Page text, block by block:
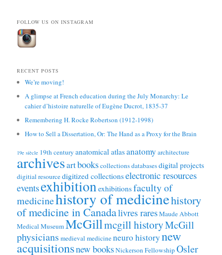
FOLLOW US ON INSTAGRAM
RECENT POSTS
We’re moving!
A glimpse at French education during the July Monarchy: Le
cahier d’histoire naturelle of Eugène Ducrot, 1835-37
Remembering H. Rocke Robertson (1912-1998)
How to Sell a Dissertation, Or: The Hand as a Proxy for the Brain
19e siècle 19th century anatomical atlasanatomy architecture
archivesartbookscollectionsdatabasesdigital projects
digitial resourcedigitized collectionselectronic resources
eventsexhibitionexhibitionsfaculty of
medicinehistory of medicinehistory
of medicine in Canadalivres raresMaude Abbott
Medical MuseumMcGillmcgill historyMcGill
physicians medieval medicineneuro historynew
acquisitionsnew booksNickerson FellowshipOsler